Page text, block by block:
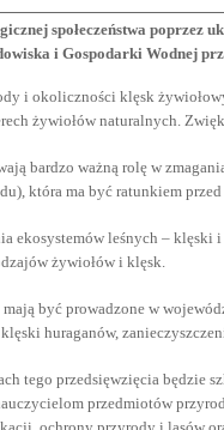
społeczeństwa
i Gospodarki Wodnej
i okoliczności klęsk
żywiołów naturalnych.
bardzo ważną rolę w
która ma być ratunkiem
ekosystemów leśnych –
żywiołów i klęsk.
być prowadzone w
huraganów,
tego przedsięwzięcia będzie
przedmiotów